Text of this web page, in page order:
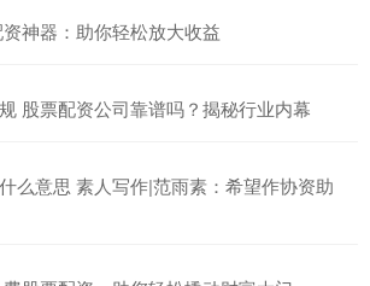
神器：助你轻松放大收益
股票配资公司靠谱吗？揭秘行业内幕
么意思 素人写作|范雨素：希望作协资助